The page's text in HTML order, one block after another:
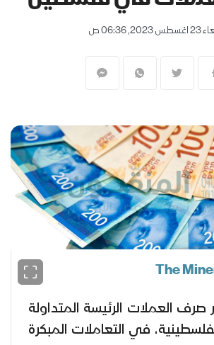
06:36 ص
العملات الرئيسة المتداولة
في التعاملات المبكرة